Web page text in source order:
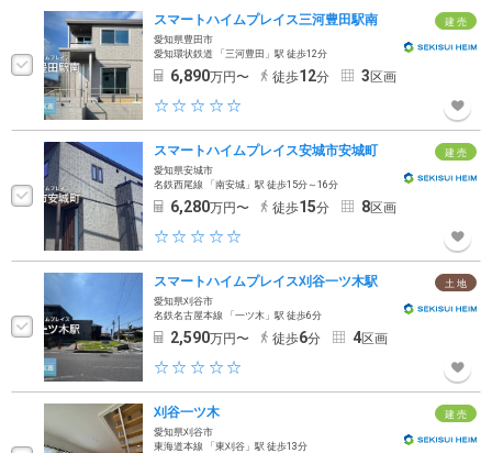
建 売
スマートハイムプレイス三河豊田駅南
愛知県豊田市
愛知環状鉄道 「三河豊田」駅 徒歩12分
6,890万円〜 徒歩12分 3区画
建 売
スマートハイムプレイス安城市安城町
愛知県安城市
名鉄西尾線 「南安城」駅 徒歩15分～16分
6,280万円〜 徒歩15分 8区画
土 地
スマートハイムプレイス刈谷一ツ木駅
愛知県刈谷市
名鉄名古屋本線 「一ツ木」駅 徒歩6分
2,590万円〜 徒歩6分 4区画
建 売
刈谷一ツ木
愛知県刈谷市
東海道本線 「東刈谷」駅 徒歩13分